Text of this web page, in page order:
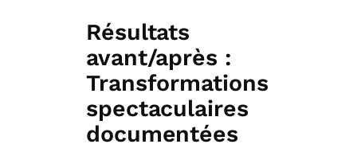
Résultats
avant/après :
Transformations
spectaculaires
documentées